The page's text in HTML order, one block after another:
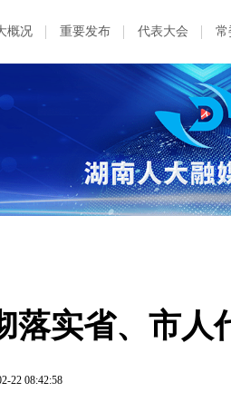
概况 重要发布 代表大会 常
落实省、市人
22 08:42:58